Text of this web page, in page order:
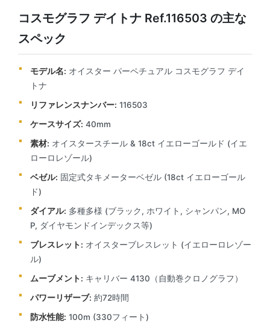
コスモグラフ デイトナ Ref.116503 の主な
スペック
モデル名: オイスター パーペチュアル コスモグラフ デイ
トナ
リファレンスナンバー: 116503
ケースサイズ: 40mm
素材: オイスタースチール & 18ct イエローゴールド (イエ
ローロレゾール)
ベゼル: 固定式タキメーターベゼル (18ct イエローゴール
ド)
ダイアル: 多種多様 (ブラック, ホワイト, シャンパン, MO
P, ダイヤモンドインデックス等)
ブレスレット: オイスターブレスレット (イエローロレゾー
ル)
ムーブメント: キャリバー 4130（自動巻クロノグラフ）
パワーリザーブ: 約72時間
防水性能: 100m (330フィート)